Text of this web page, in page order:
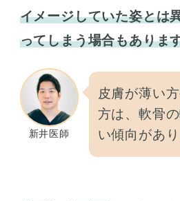
イメージしていた姿とは
ってしまう場合もありま
新井医師
皮膚が薄い
方は、軟骨
い傾向があり